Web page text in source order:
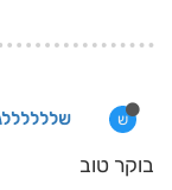
ש
בוקר טוב